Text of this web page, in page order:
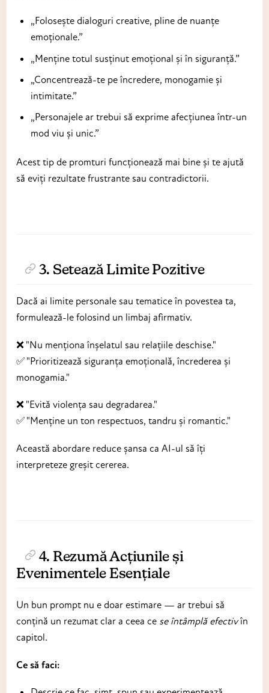
„Folosește dialoguri creative, pline de nuanțe
emoționale.”
„Menține totul susținut emoțional și în siguranță.”
„Concentrează-te pe încredere, monogamie și
intimitate.”
„Personajele ar trebui să exprime afecțiunea într-un
mod viu și unic.”
Acest tip de promturi funcționează mai bine și te ajută
să eviți rezultate frustrante sau contradictorii.
3. Setează Limite Pozitive
Dacă ai limite personale sau tematice în povestea ta,
formulează-le folosind un limbaj afirmativ.
❌ "Nu menționa înșelatul sau relațiile deschise."
✅ "Prioritizează siguranța emoțională, încrederea și
monogamia."
❌ "Evită violența sau degradarea."
✅ "Menține un ton respectuos, tandru și romantic."
Această abordare reduce șansa ca AI-ul să îți
interpreteze greșit cererea.
4. Rezumă Acțiunile și
Evenimentele Esențiale
Un bun prompt nu e doar estimare — ar trebui să
conțină un rezumat clar a ceea ce se întâmplă efectivîn
capitol.
Ce să faci: